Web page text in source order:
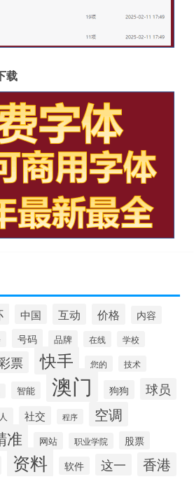
载
中国 互动 价格 内容
号码 品牌 在线 学校
票 快手 您的 技术
智能 澳门 狗狗 球员
社交 程序 空调
准 网站 职业学院 股票
资料 软件 这一 香港